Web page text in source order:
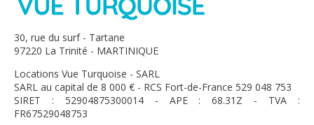
GG
Bonjour.
Ce petit mot pour vous faire par de notre satisfaction
30, rue du surf - Tartane
97220 La Trinité - MARTINIQUE
Locations Vue Turquoise - SARL
SARL au capital de 8 000 € - RCS Fort-de-France 529 048 753
SIRET : 52904875300014 - APE : 68.31Z - TVA :
FR67529048753